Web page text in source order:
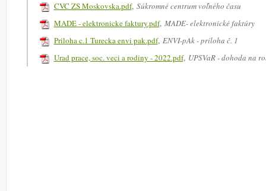
CVC ZS Moskovska.pdf, Súkromné centrum voľného času
MADE - elektronicke faktury.pdf, MADE- elektronické faktúry
Priloha c.1 Turecka envi pak.pdf, ENVI-pAk - príloha č. 1
Urad prace, soc. veci a rodiny - 2022.pdf, UPSVaR - dohoda na